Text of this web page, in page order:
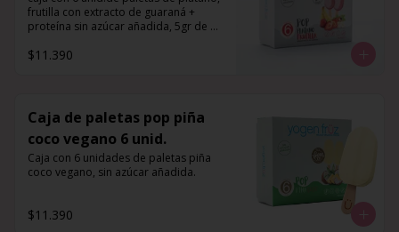
proteína 6 unid.
frutilla con extracto de guaraná +
proteína sin azúcar añadida, 5gr de
$11.390
Caja de paletas pop piña
coco vegano 6 unid.
Caja con 6 unidades de paletas piña
coco vegano, sin azúcar añadida.
$11.390